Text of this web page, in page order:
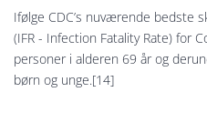
Ifølge CDC’s nuværende bedste
(IFR - Infection Fatality Rate) for
personer i alderen 69 år og
børn og unge.[14]